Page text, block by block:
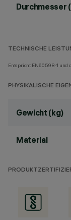
Durchmesser
TECHNISCHE
Entspricht EN60598-1 und
PHYSIKALISCHE
Gewicht (kg)
Material